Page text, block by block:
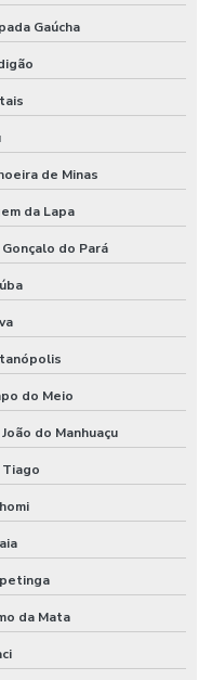
predial
Gaúcha
de Minas
da Lapa
Gonçalo do Pará
do Meio
do Manhuaçu
Tiago
da Mata